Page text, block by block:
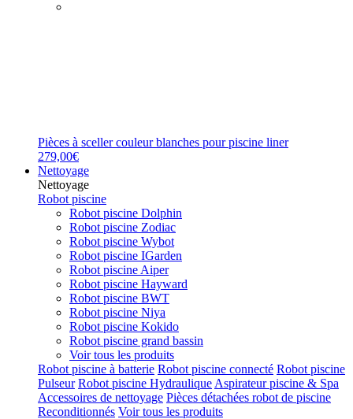
Pièces à sceller couleur blanches pour piscine liner
279,00€
Nettoyage
Nettoyage
Robot piscine
Robot piscine Dolphin
Robot piscine Zodiac
Robot piscine Wybot
Robot piscine IGarden
Robot piscine Aiper
Robot piscine Hayward
Robot piscine BWT
Robot piscine Niya
Robot piscine Kokido
Robot piscine grand bassin
Voir tous les produits
Robot piscine à batterie Robot piscine connecté Robot piscine
Pulseur Robot piscine Hydraulique Aspirateur piscine & Spa
Accessoires de nettoyage Pièces détachées robot de piscine
Reconditionnés Voir tous les produits